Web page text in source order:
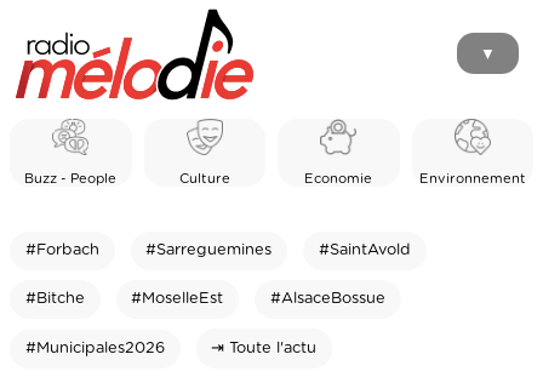
▼
Buzz - People Culture Economie Environnement
#Forbach #Sarreguemines #SaintAvold
#Bitche #MoselleEst #AlsaceBossue
#Municipales2026 ⇥ Toute l'actu